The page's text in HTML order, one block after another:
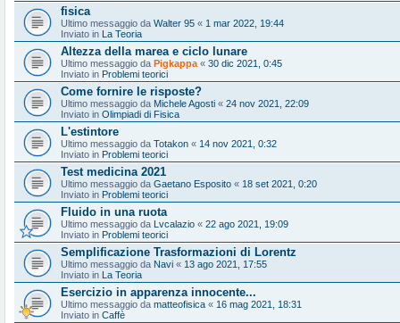
fisica
Ultimo messaggio da Walter 95 « 1 mar 2022, 19:44
Inviato in La Teoria
Altezza della marea e ciclo lunare
Ultimo messaggio da Pigkappa « 30 dic 2021, 0:45
Inviato in Problemi teorici
Come fornire le risposte?
Ultimo messaggio da Michele Agosti « 24 nov 2021, 22:09
Inviato in Olimpiadi di Fisica
L'estintore
Ultimo messaggio da Totakon « 14 nov 2021, 0:32
Inviato in Problemi teorici
Test medicina 2021
Ultimo messaggio da Gaetano Esposito « 18 set 2021, 0:20
Inviato in Problemi teorici
Fluido in una ruota
Ultimo messaggio da Lvcalazio « 22 ago 2021, 19:09
Inviato in Problemi teorici
Semplificazione Trasformazioni di Lorentz
Ultimo messaggio da Navi « 13 ago 2021, 17:55
Inviato in La Teoria
Esercizio in apparenza innocente...
Ultimo messaggio da matteofisica « 16 mag 2021, 18:31
Inviato in Caffè